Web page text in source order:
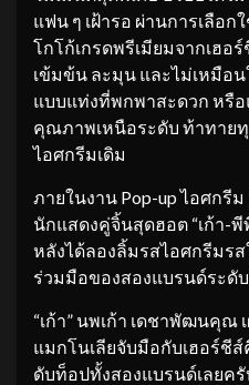
แฟน ๆ เฝ้ารอ ผ่านการเลือ
โกโก้เกรดพรีเมียมจากเฮอ
เข้มข้น ละมุน และไม่เหมือน
แบบแท่งที่พกพาสะดวก หรื
คุณภาพเหนือระดับ ท้าทาย
ไอศกรีมเดิม
ภายในงาน Pop-up ไอศกรีม
นักแสดงคู่จิ้นสุดฮอต “เก้า-
หลังได้ลองลิ้มรสไอศกรีมร
ร่วมมือของสองแบรนด์ระดั
“เก้า” นพเก้า เดชาพัฒนคุณ
แมกโนเลียจับมือกับเฮอร์ชี
ดับท็อปทั้งสองแบรนด์เลยครั